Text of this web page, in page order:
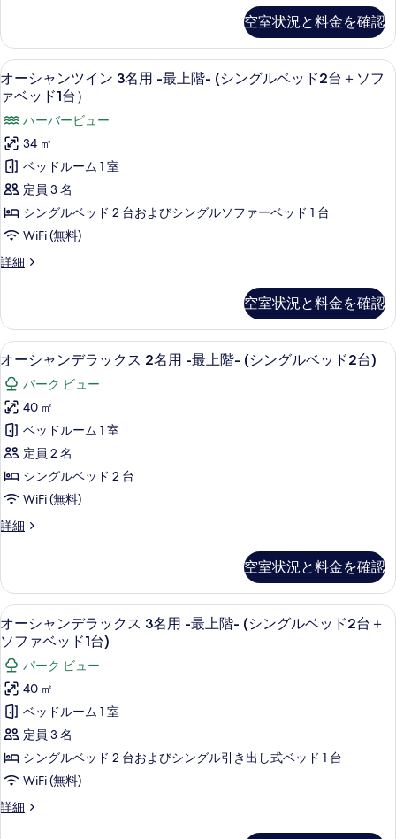
す
る
用
最
上
階-
(シ
ン
グ
ル
ベ
ッ
台)
の
す
べ
て
の
写
真
を
表
す
る
ン
ツ
イ
ン
2
名
用
最
上
(シ
ン
ル
台)
の
詳
細
空室状況と料金を確認
オ
ー
シ
ャ
ン
ツ
イ
ン
3
名
-
最
上
階-
(シ
ン
グ
ル
ベ
ッ
台
＋
ソ
フ
ァ
ベ
ッ
ド
1
の
セーフティボックス (室内)、遮光カ
7
オーシャンツイン 3名用 -最上階- (シングルベッド2台＋ソフ
ァベッド1台）
ハーバービュー
34 ㎡
ベッドルーム 1 室
定員 3 名
シングルベッド 2 台およびシングルソファーベッド 1 台
WiFi (無料)
詳細
オ
ン
ツ
イ
ン
3
名
用
最
上
階-
(シ
ン
グ
ッ
ド
2
台
＋
ソ
フ
ァ
ベ
ッ
ド
の
詳
細
空室状況と料金を確認
オ
ー
シ
ャ
ン
デ
ラ
ク
2
名
用
-
最
上
階-
(シ
ン
グ
ル
セーフティボックス (室内)、遮光カ
6
オーシャンデラックス 2名用 -最上階- (シングルベッド2台)
パーク ビュー
40 ㎡
ベッドルーム 1 室
定員 2 名
シングルベッド 2 台
WiFi (無料)
詳細
オ
ン
デ
ラ
ッ
ク
ス
2
名
用
上
階-
ン
空室状況と料金を確認
オ
ー
シ
ャ
ン
デ
ラ
ッ
ク
セーフティボックス (室内)、遮光カ
6
オーシャンデラックス 3名用 -最上階- (シングルベッド2台＋
ソファベッド1台)
パーク ビュー
40 ㎡
ベッドルーム 1 室
定員 3 名
シングルベッド 2 台およびシングル引き出し式ベッド 1 台
WiFi (無料)
詳細
オ